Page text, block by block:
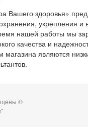
Вашего здоровья»
укрепления и
нашей работы мы
качества и
магазина являются
©